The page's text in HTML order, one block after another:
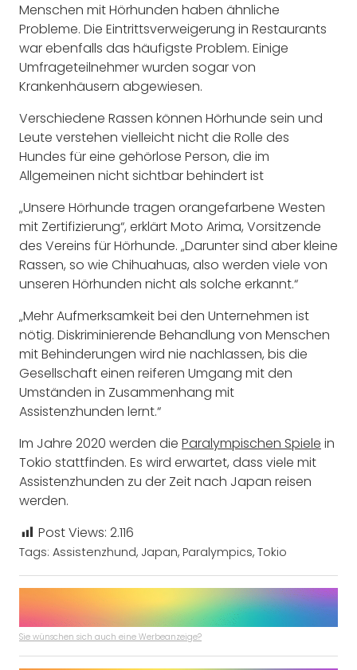
Menschen mit Hörhunden haben ähnliche
Probleme. Die Eintrittsverweigerung in Restaurants
war ebenfalls das häufigste Problem. Einige
Umfrageteilnehmer wurden sogar von
Krankenhäusern abgewiesen.
Verschiedene Rassen können Hörhunde sein und
Leute verstehen vielleicht nicht die Rolle des
Hundes für eine gehörlose Person, die im
Allgemeinen nicht sichtbar behindert ist
„Unsere Hörhunde tragen orangefarbene Westen
mit Zertifizierung“, erklärt Moto Arima, Vorsitzende
des Vereins für Hörhunde. „Darunter sind aber kleine
Rassen, so wie Chihuahuas, also werden viele von
unseren Hörhunden nicht als solche erkannt.“
„Mehr Aufmerksamkeit bei den Unternehmen ist
nötig. Diskriminierende Behandlung von Menschen
mit Behinderungen wird nie nachlassen, bis die
Gesellschaft einen reiferen Umgang mit den
Umständen in Zusammenhang mit
Assistenzhunden lernt.“
Im Jahre 2020 werden die Paralympischen Spiele in
Tokio stattfinden. Es wird erwartet, dass viele mit
Assistenzhunden zu der Zeit nach Japan reisen
werden.
Post Views: 2.116
Tags: Assistenzhund, Japan, Paralympics, Tokio
Sie wünschen sich auch eine Werbeanzeige?